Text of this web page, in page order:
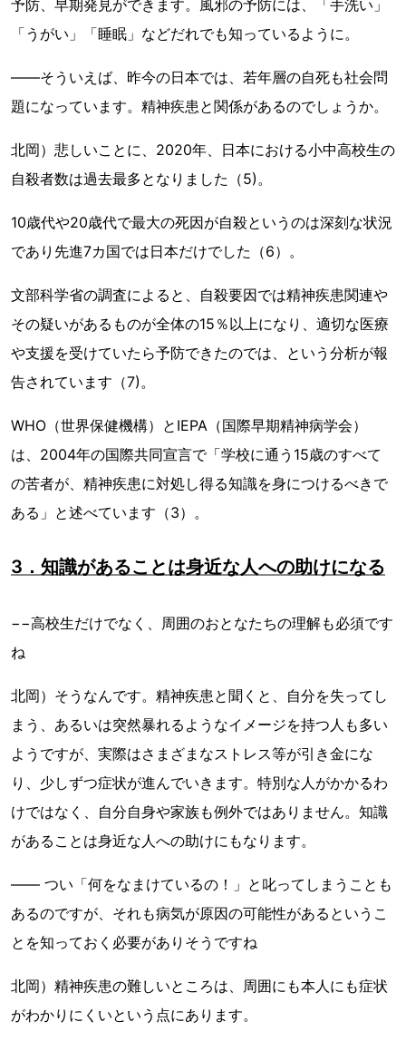
予防、早期発見ができます。風邪の予防には、「手洗い」
「うがい」「睡眠」などだれでも知っているように。
――そういえば、昨今の日本では、若年層の自死も社会問
題になっています。精神疾患と関係があるのでしょうか。
北岡）悲しいことに、2020年、日本における小中高校生の
自殺者数は過去最多となりました（5)。
10歳代や20歳代で最大の死因が自殺というのは深刻な状況
であり先進7カ国では日本だけでした（6）。
文部科学省の調査によると、自殺要因では精神疾患関連や
その疑いがあるものが全体の15％以上になり、適切な医療
や支援を受けていたら予防できたのでは、という分析が報
告されています（7)。
WHO（世界保健機構）とIEPA（国際早期精神病学会）
は、2004年の国際共同宣言で「学校に通う15歳のすべて
の苦者が、精神疾患に対処し得る知識を身につけるべきで
ある」と述べています（3）。
3．知識があることは身近な人への助けになる
−−高校生だけでなく、周囲のおとなたちの理解も必須です
ね
北岡）そうなんです。精神疾患と聞くと、自分を失ってし
まう、あるいは突然暴れるようなイメージを持つ人も多い
ようですが、実際はさまざまなストレス等が引き金にな
り、少しずつ症状が進んでいきます。特別な人がかかるわ
けではなく、自分自身や家族も例外ではありません。知識
があることは身近な人への助けにもなります。
―― つい「何をなまけているの！」と叱ってしまうことも
あるのですが、それも病気が原因の可能性があるというこ
とを知っておく必要がありそうですね
北岡）精神疾患の難しいところは、周囲にも本人にも症状
がわかりにくいという点にあります。